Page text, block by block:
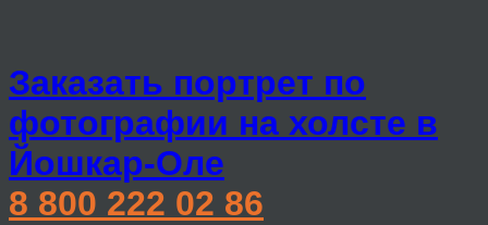
Заказать портрет по
фотографии на холсте в
Йошкар-Оле
8 800 222 02 86